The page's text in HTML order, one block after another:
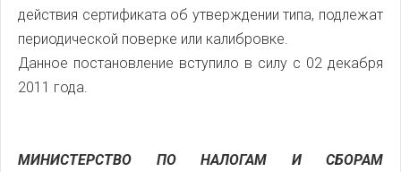
действия сертификата об утверждении типа, подлежат
периодической поверке или калибровке.
Данное постановление вступило в силу с 02 декабря
2011 года.
МИНИСТЕРСТВО ПО НАЛОГАМ И СБОРАМ